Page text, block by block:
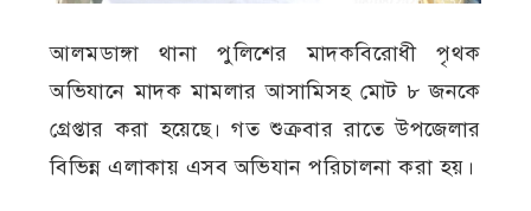
আলমডাঙ্গা থানা পুলিশের মাদকবিরোধী পৃথক
অভিযানে মাদক মামলার আসামিসহ মোট ৮ জনকে
গ্রেপ্তার করা হয়েছে। গত শুক্রবার রাতে উপজেলার
বিভিন্ন এলাকায় এসব অভিযান পরিচালনা করা হয়।